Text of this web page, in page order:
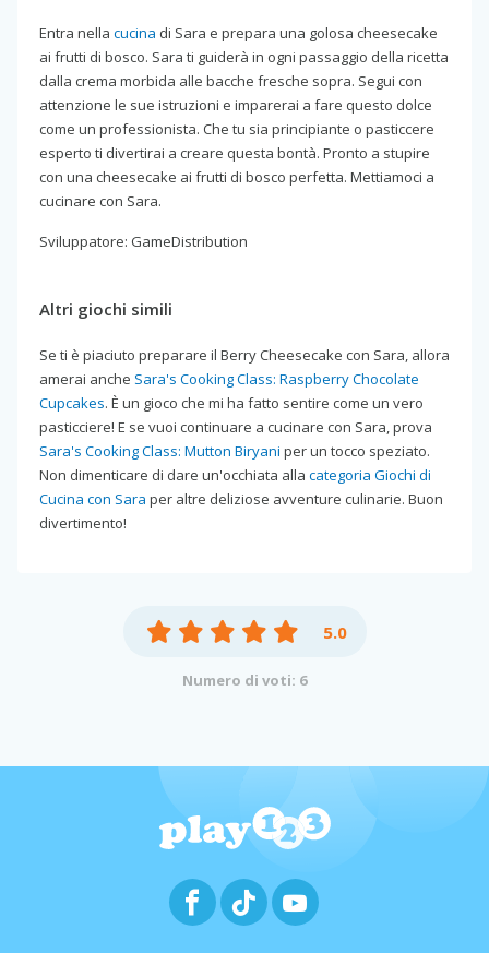
Entra nella cucina di Sara e prepara una golosa cheesecake
ai frutti di bosco. Sara ti guiderà in ogni passaggio della ricetta
dalla crema morbida alle bacche fresche sopra. Segui con
attenzione le sue istruzioni e imparerai a fare questo dolce
come un professionista. Che tu sia principiante o pasticcere
esperto ti divertirai a creare questa bontà. Pronto a stupire
con una cheesecake ai frutti di bosco perfetta. Mettiamoci a
cucinare con Sara.
Sviluppatore: GameDistribution
Altri giochi simili
Se ti è piaciuto preparare il Berry Cheesecake con Sara, allora
amerai anche Sara's Cooking Class: Raspberry Chocolate
Cupcakes. È un gioco che mi ha fatto sentire come un vero
pasticciere! E se vuoi continuare a cucinare con Sara, prova
Sara's Cooking Class: Mutton Biryani per un tocco speziato.
Non dimenticare di dare un'occhiata alla categoria Giochi di
Cucina con Sara per altre deliziose avventure culinarie. Buon
divertimento!
5.0
Numero di voti: 6